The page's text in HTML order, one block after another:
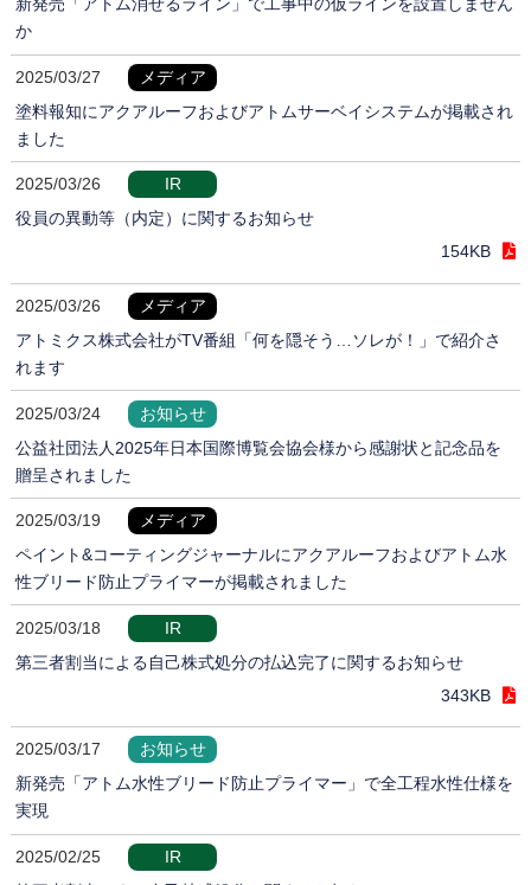
新発売「アトム消せるライン」で工事中の仮ラインを設置しません
か
2025/03/27
メディア
塗料報知にアクアルーフおよびアトムサーベイシステムが掲載され
ました
2025/03/26
IR
役員の異動等（内定）に関するお知らせ
154KB
2025/03/26
メディア
アトミクス株式会社がTV番組「何を隠そう…ソレが！」で紹介さ
れます
2025/03/24
お知らせ
公益社団法人2025年日本国際博覧会協会様から感謝状と記念品を
贈呈されました
2025/03/19
メディア
ペイント&コーティングジャーナルにアクアルーフおよびアトム水
性ブリード防止プライマーが掲載されました
2025/03/18
IR
第三者割当による自己株式処分の払込完了に関するお知らせ
343KB
2025/03/17
お知らせ
新発売「アトム水性ブリード防止プライマー」で全工程水性仕様を
実現
2025/02/25
IR